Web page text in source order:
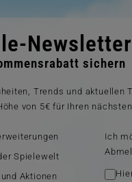
Newsletter
sichern
Trends und aktuellen
von 5€ für Ihren
Spielewelt
Aktionen
Ich